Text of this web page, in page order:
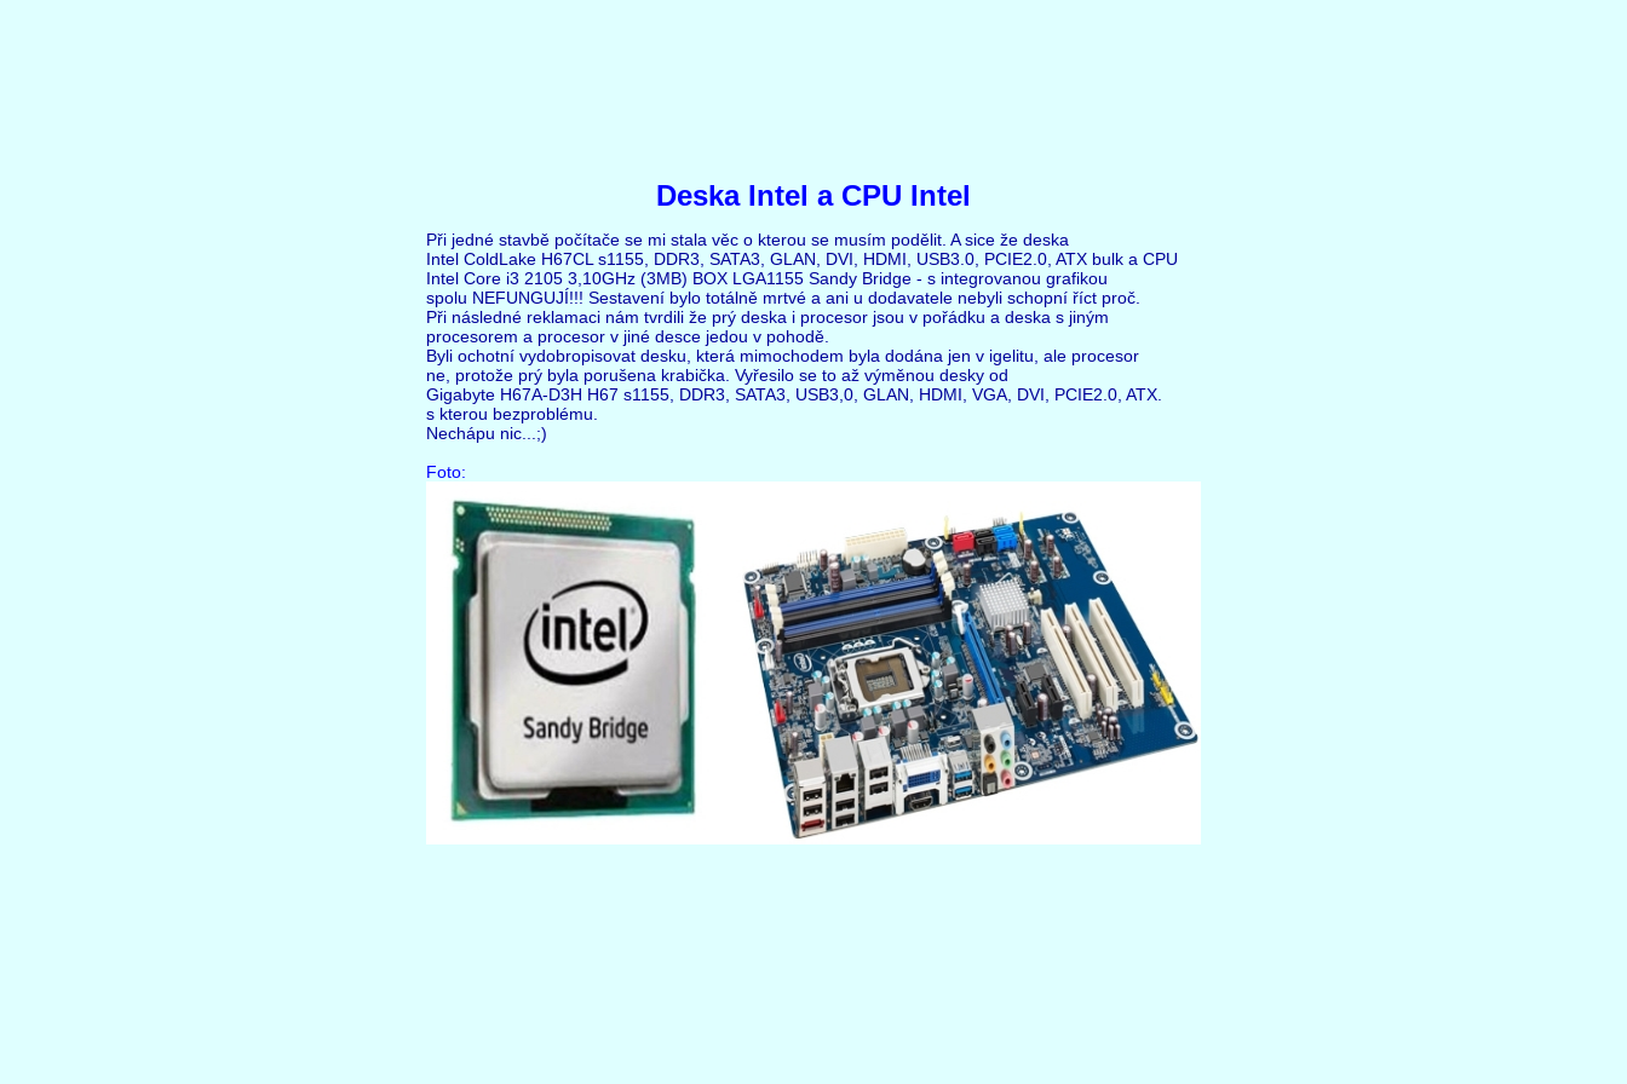
Deska Intel a CPU Intel
Při jedné stavbě počítače se mi stala věc o kterou se musím podělit. A sice že deska
Intel ColdLake H67CL s1155, DDR3, SATA3, GLAN, DVI, HDMI, USB3.0, PCIE2.0, ATX bulk a CPU
Intel Core i3 2105 3,10GHz (3MB) BOX LGA1155 Sandy Bridge - s integrovanou grafikou
spolu NEFUNGUJÍ!!! Sestavení bylo totálně mrtvé a ani u dodavatele nebyli schopní říct proč.
Při následné reklamaci nám tvrdili že prý deska i procesor jsou v pořádku a deska s jiným
procesorem a procesor v jiné desce jedou v pohodě.
Byli ochotní vydobropisovat desku, která mimochodem byla dodána jen v igelitu, ale procesor
ne, protože prý byla porušena krabička. Vyřesilo se to až výměnou desky od
Gigabyte H67A-D3H H67 s1155, DDR3, SATA3, USB3,0, GLAN, HDMI, VGA, DVI, PCIE2.0, ATX.
s kterou bezproblému.
Nechápu nic...;)
Foto: